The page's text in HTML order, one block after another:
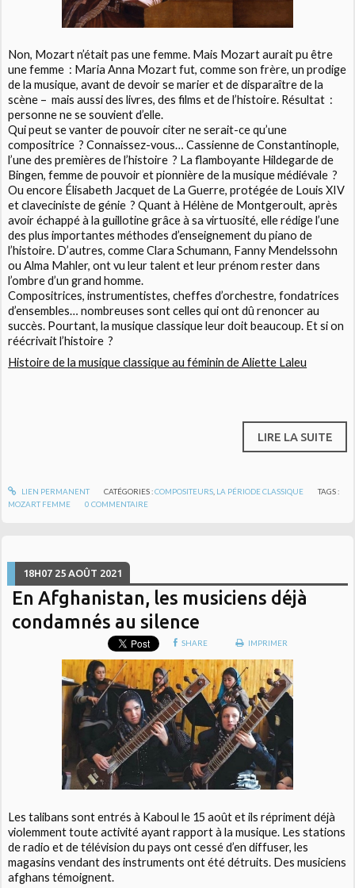
Non, Mozart n’était pas une femme. Mais Mozart aurait pu être
une femme : Maria Anna Mozart fut, comme son frère, un prodige
de la musique, avant de devoir se marier et de disparaître de la
scène – mais aussi des livres, des films et de l’histoire. Résultat :
personne ne se souvient d’elle.
Qui peut se vanter de pouvoir citer ne serait-ce qu’une
compositrice ? Connaissez-vous… Cassienne de Constantinople,
l’une des premières de l’histoire ? La flamboyante Hildegarde de
Bingen, femme de pouvoir et pionnière de la musique médiévale ?
Ou encore Élisabeth Jacquet de La Guerre, protégée de Louis XIV
et claveciniste de génie ? Quant à Hélène de Montgeroult, après
avoir échappé à la guillotine grâce à sa virtuosité, elle rédige l’une
des plus importantes méthodes d’enseignement du piano de
l’histoire. D’autres, comme Clara Schumann, Fanny Mendelssohn
ou Alma Mahler, ont vu leur talent et leur prénom rester dans
l’ombre d’un grand homme.
Compositrices, instrumentistes, cheffes d’orchestre, fondatrices
d’ensembles… nombreuses sont celles qui ont dû renoncer au
succès. Pourtant, la musique classique leur doit beaucoup. Et si on
réécrivait l’histoire ?
Histoire de la musique classique au féminin de Aliette Laleu
LIRE LA SUITE
LIEN PERMANENT CATÉGORIES :COMPOSITEURS, LA PÉRIODE CLASSIQUE
TAGS :
MOZART FEMME
0 COMMENTAIRE
18H07 25 AOÛT 2021
En Afghanistan, les musiciens déjà
condamnés au silence
SHARE IMPRIMER
Les talibans sont entrés à Kaboul le 15 août et ils répriment déjà
violemment toute activité ayant rapport à la musique. Les stations
de radio et de télévision du pays ont cessé d’en diffuser, les
magasins vendant des instruments ont été détruits. Des musiciens
afghans témoignent.